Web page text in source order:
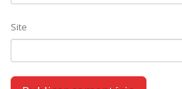
Site